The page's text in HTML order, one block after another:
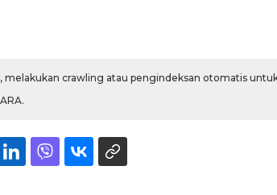
crawling atau pengindeksan otomatis